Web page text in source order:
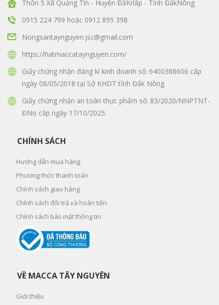
Thôn 5 Xã Quảng Tín - Huyện ĐăKrlấp - Tỉnh ĐăkNông
0915 224 799 hoặc 0912 895 398
Nongsantaynguyen.jsc@gmail.com
https://hatmaccataynguyen.com/
Giấy chứng nhận đăng kí kinh doanh số: 6400388606 cấp
ngày 08/05/2018 tại Sở KHDT tỉnh Đắk Nông.
Giấy chứng nhận an toàn thực phẩm số: 83/2020/NNPTNT-
ĐNo cấp ngày 17/10/2025.
CHÍNH SÁCH
Hướng dẫn mua hàng
Phương thức thanh toán
Chính sách giao hàng
Chính sách đổi trả và hoàn tiền
Chính sách bảo mật thông tin
VỀ MACCA TÂY NGUYÊN
Giới thiệu